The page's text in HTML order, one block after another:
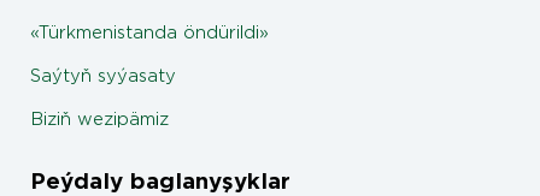
«Türkmenistanda öndürildi»
Saýtyň syýasaty
Biziň wezipämiz
Peýdaly baglanyşyklar